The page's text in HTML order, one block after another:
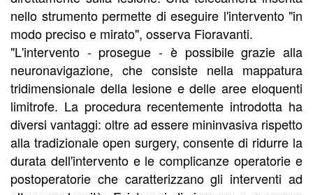
nello strumento permette di eseguire l'intervento "in
modo preciso e mirato", osserva Fioravanti.
"L'intervento - prosegue - è possibile grazie alla
neuronavigazione, che consiste nella mappatura
tridimensionale della lesione e delle aree eloquenti
limitrofe. La procedura recentemente introdotta ha
diversi vantaggi: oltre ad essere mininvasiva rispetto
alla tradizionale open surgery, consente di ridurre la
durata dell'intervento e le complicanze operatorie e
postoperatorie che caratterizzano gli interventi ad